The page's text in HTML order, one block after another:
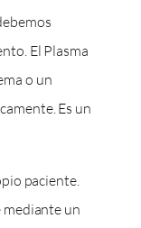
El Plasma
o un
Es un
paciente.
mediante un